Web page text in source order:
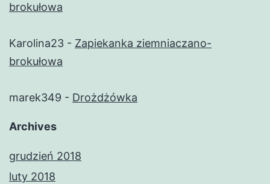
brokułowa
Karolina23 - Zapiekanka ziemniaczano-
brokułowa
marek349 - Drożdżówka
Archives
grudzień 2018
luty 2018